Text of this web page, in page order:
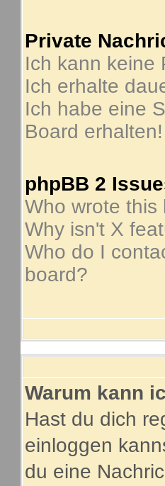
Private
Ich kann keine
Ich erhalte
Ich habe eine
Board erhalten!
phpBB 2
Who wrote this
Why isn't X
Who do I
board?
Warum kann
Hast du dich
einloggen
du eine